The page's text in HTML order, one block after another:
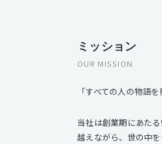
ミッション
OUR MISSION
「すべての人の物語
当社は創業期にあた
越えながら、世の中